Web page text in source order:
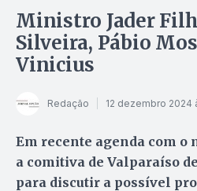
Ministro Jader
Silveira, Pábio
Vinicius
Redação 12 dezembro 2024
Em recente agenda com o
a comitiva de Valparaíso
para discutir a possível